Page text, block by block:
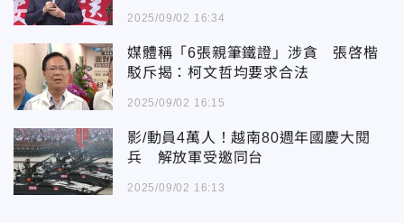
2025/09/02 16:34
媒體稱「6張親筆鐵證」涉貪 張啓楷
駁斥揭：柯文哲均要求合法
2025/09/02 16:15
影/動員4萬人！越南80週年國慶大閱
兵 解放軍受邀同台
2025/09/02 16:13